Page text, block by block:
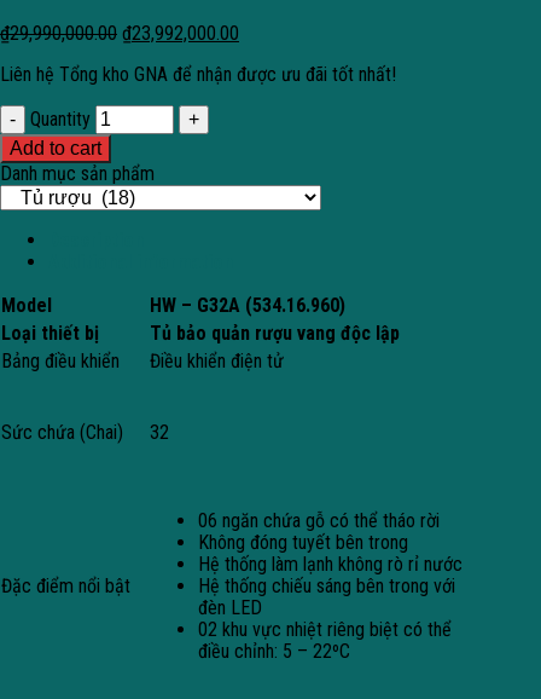
₫29,990,000.00 ₫23,992,000.00
Liên hệ Tổng kho GNA để nhận được ưu đãi tốt nhất!
Quantity
Add to cart
Danh mục sản phẩm
Model
HW – G32A (534.16.960)
Loại thiết bị
Tủ bảo quản rượu vang độc lập
Bảng điều khiển
Điều khiển điện tử
Sức chứa (Chai) 32
Đặc điểm nổi bật
06 ngăn chứa gỗ có thể tháo rời
Không đóng tuyết bên trong
Hệ thống làm lạnh không rò rỉ nước
Hệ thống chiếu sáng bên trong với
đèn LED
02 khu vực nhiệt riêng biệt có thể
điều chỉnh: 5 – 22ºC